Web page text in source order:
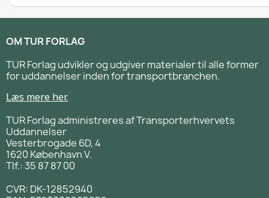
OM TUR FORLAG
TUR Forlag udvikler og udgiver materialer til alle former
for uddannelser inden for transportbranchen.
Læs mere her.
TUR Forlag administreres af Transporterhvervets
Uddannelser
Vesterbrogade 6D, 4
1620 København V.
Tlf.: 35 87 87 00
CVR: DK-12852940